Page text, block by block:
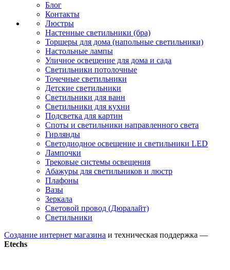
Блог
Контакты
Люстры
Настенные светильники (бра)
Торшеры для дома (напольные светильники)
Настольные лампы
Уличное освещение для дома и сада
Светильники потолочные
Точечные светильники
Детские светильники
Светильники для ванн
Светильники для кухни
Подсветка для картин
Споты и светильники направленного света
Гирлянды
Светодиодное освещение и светильники LED
Лампочки
Трековые системы освещения
Абажуры для светильников и люстр
Плафоны
Вазы
Зеркала
Световой провод (Дюралайт)
Светильники
Создание интернет магазина и техническая поддержка —
Etechs